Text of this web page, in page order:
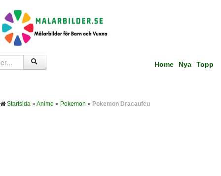
Home Nya Topp
Startsida »Anime » Pokemon » Pokemon Dracaufeu